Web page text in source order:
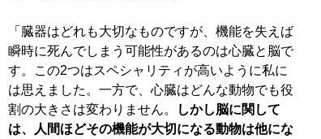
「臓器はどれも大切なものですが、機能を失えば
瞬時に死んでしまう可能性があるのは心臓と脳で
す。この2つはスペシャリティが高いように私に
は思えました。一方で、心臓はどんな動物でも役
割の大きさは変わりません。
しかし脳に関して
は、人間ほどその機能が大切になる動物は他にな